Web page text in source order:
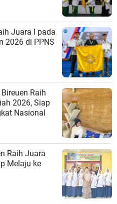
Juara I pada
2026 di PPNS
Raih
2026, Siap
Nasional
Raih Juara
Melaju ke